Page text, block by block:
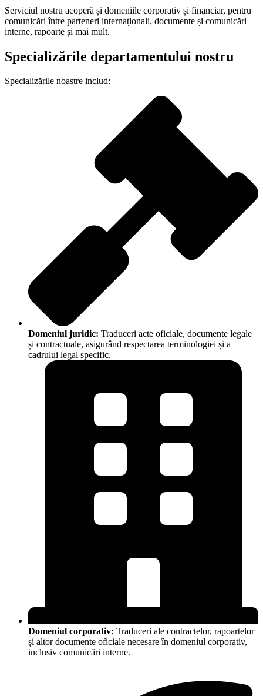
Serviciul nostru acoperă și domeniile corporativ și financiar, pentru
comunicări între parteneri internaționali, documente și comunicări
interne, rapoarte și mai mult.
Specializările departamentului nostru
Specializările noastre includ:
Domeniul juridic: Traduceri acte oficiale, documente legale
și contractuale, asigurând respectarea terminologiei și a
cadrului legal specific.
Domeniul corporativ: Traduceri ale contractelor, rapoartelor
și altor documente oficiale necesare în domeniul corporativ,
inclusiv comunicări interne.